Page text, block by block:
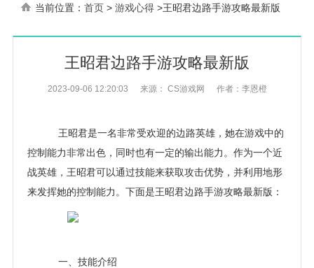
当前位置： 首页 > 游戏心得 >王昭君边路手游攻略最新版
王昭君边路手游攻略最新版
2023-09-06 12:20:03 来源： CS游戏网 作者：李恩橙
王昭君是一名非常受欢迎的边路英雄，她在游戏中的
控制能力非常出色，同时也有一定的输出能力。作为一个近
战英雄，王昭君可以通过技能来获取攻击优势，并利用地形
来发挥她的控制能力。下面是王昭君边路手游攻略最新版：
一、技能介绍